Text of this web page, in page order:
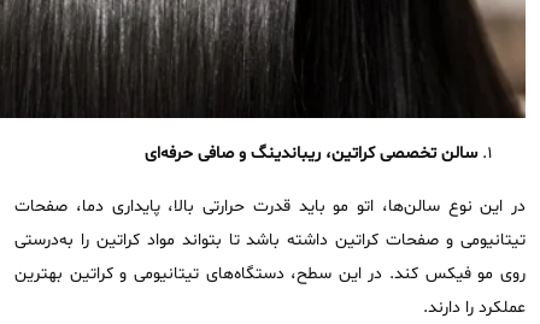
سالن تخصصی کراتین، ریباندینگ و صافی حرفه‌ای
در این نوع سالن‌ها، اتو مو باید قدرت حرارتی بالا، پایداری دما، صفحات
تیتانیومی و صفحات کراتین داشته باشد تا بتواند مواد کراتین را به‌درستی
روی مو فیکس کند. در این سطح، دستگاه‌های تیتانیومی و کراتین بهترین
عملکرد را دارند.